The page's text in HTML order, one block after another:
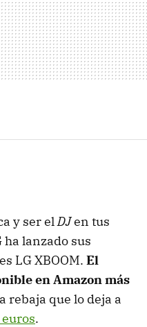
y ser elDJen tus
lanzado sus
LG XBOOM. El
en Amazon más
rebaja que lo deja a
.